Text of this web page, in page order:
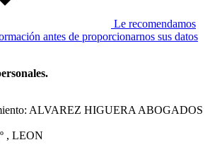
Le recomendamos
antes de proporcionarnos sus datos
ALVAREZ HIGUERA ABOGADOS
, LEON